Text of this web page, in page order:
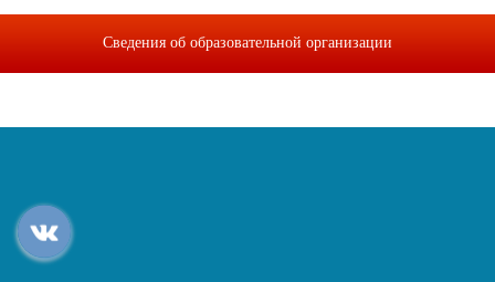
Сведения об образовательной организации